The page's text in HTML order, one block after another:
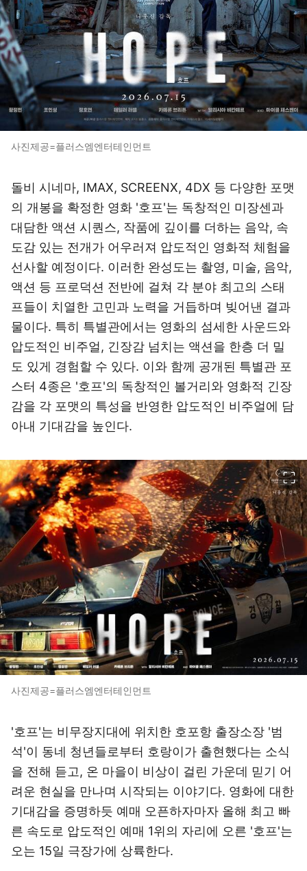
사진제공=플러스엠엔터테인먼트
돌비 시네마, IMAX, SCREENX, 4DX 등 다양한 포맷
의 개봉을 확정한 영화 '호프'는 독창적인 미장센과
대담한 액션 시퀀스, 작품에 깊이를 더하는 음악, 속
도감 있는 전개가 어우러져 압도적인 영화적 체험을
선사할 예정이다. 이러한 완성도는 촬영, 미술, 음악,
액션 등 프로덕션 전반에 걸쳐 각 분야 최고의 스태
프들이 치열한 고민과 노력을 거듭하며 빚어낸 결과
물이다. 특히 특별관에서는 영화의 섬세한 사운드와
압도적인 비주얼, 긴장감 넘치는 액션을 한층 더 밀
도 있게 경험할 수 있다. 이와 함께 공개된 특별관 포
스터 4종은 '호프'의 독창적인 볼거리와 영화적 긴장
감을 각 포맷의 특성을 반영한 압도적인 비주얼에 담
아내 기대감을 높인다.
사진제공=플러스엠엔터테인먼트
'호프'는 비무장지대에 위치한 호포항 출장소장 '범
석'이 동네 청년들로부터 호랑이가 출현했다는 소식
을 전해 듣고, 온 마을이 비상이 걸린 가운데 믿기 어
려운 현실을 만나며 시작되는 이야기다. 영화에 대한
기대감을 증명하듯 예매 오픈하자마자 올해 최고 빠
른 속도로 압도적인 예매 1위의 자리에 오른 '호프'는
오는 15일 극장가에 상륙한다.